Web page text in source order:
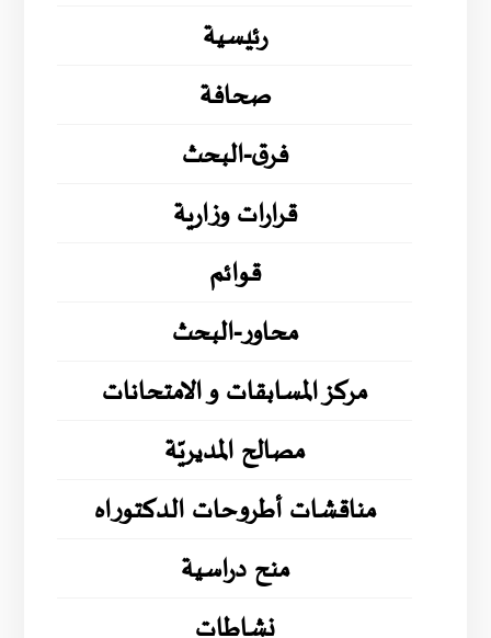
رئيسية
صحافة
فرق-البحث
قرارات وزارية
قوائم
محاور-البحث
مركز المسابقات و الامتحانات
مصالح المديريّة
مناقشات أطروحات الدكتوراه
منح دراسية
نشاطات